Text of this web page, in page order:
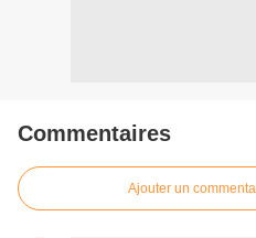
Commentaires
Ajouter un